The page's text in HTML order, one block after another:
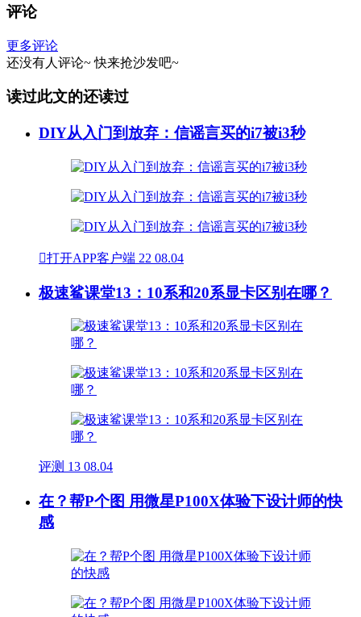
评论
更多评论
还没有人评论~ 快来抢沙发吧~
读过此文的还读过
DIY从入门到放弃：信谣言买的i7被i3秒
打开APP客户端 22 08.04
极速鲨课堂13：10系和20系显卡区别在哪？
评测 13 08.04
在？帮P个图 用微星P100X体验下设计师的快
感